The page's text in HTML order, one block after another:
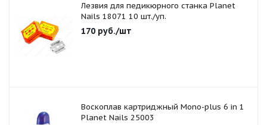
Лезвия для педикюрного станка Planet
Nails 18071 10 шт./уп.
170 руб./шт
Воскоплав картриджный Mono-plus 6 in 1
Planet Nails 25003